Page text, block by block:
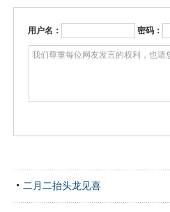
用户名： 密码：
二月二抬头龙见喜